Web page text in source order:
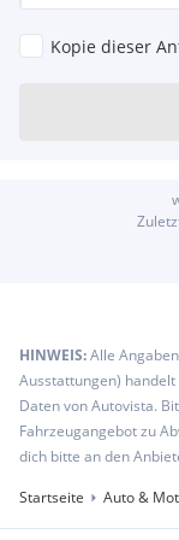
Kopie dieser
HINWEIS:Alle
Ausstattungen)
Daten von Autovista.
Fahrzeugangebot zu
dich bitte an den
Startseite
Auto &